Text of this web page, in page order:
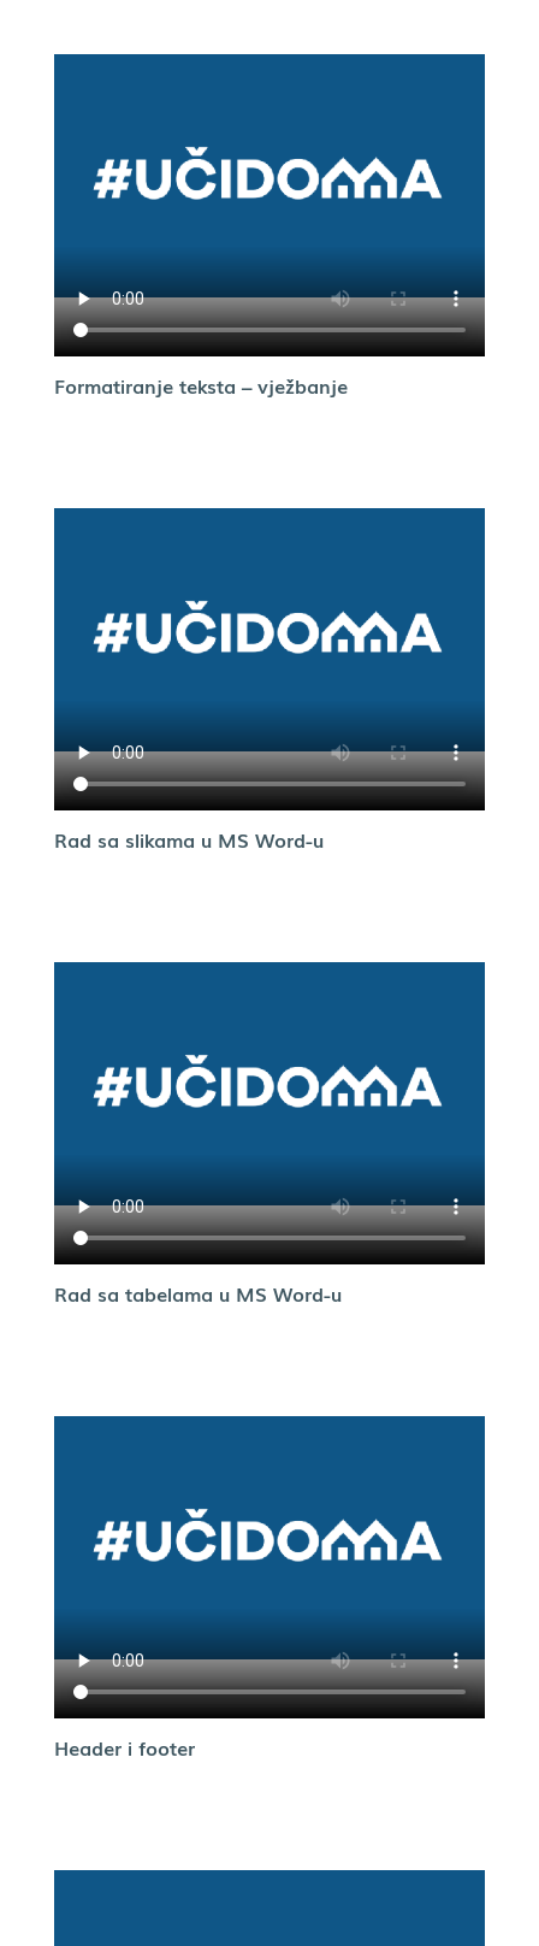
Formatiranje teksta – vježbanje
Rad sa slikama u MS Word-u
Rad sa tabelama u MS Word-u
Header i footer